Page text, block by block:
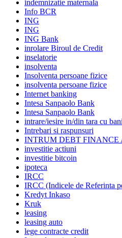
indemnizatie maternala
Info BCR
ING
ING
ING Bank
inrolare Biroul de Credit
inselatorie
insolventa
Insolventa persoane fizice
insolventa persoane fizice
Internet banking
Intesa Sanpaolo Bank
Intesa Sanpaolo Bank
intrare/iesire in/din tara cu
Intrebari si raspunsuri
INTRUM DEBT FINANCE
investitie actiuni
investitie bitcoin
ipoteca
IRCC
IRCC (Indicele de Referinta
Kredyt Inkaso
Kruk
leasing
leasing auto
lege contracte credit